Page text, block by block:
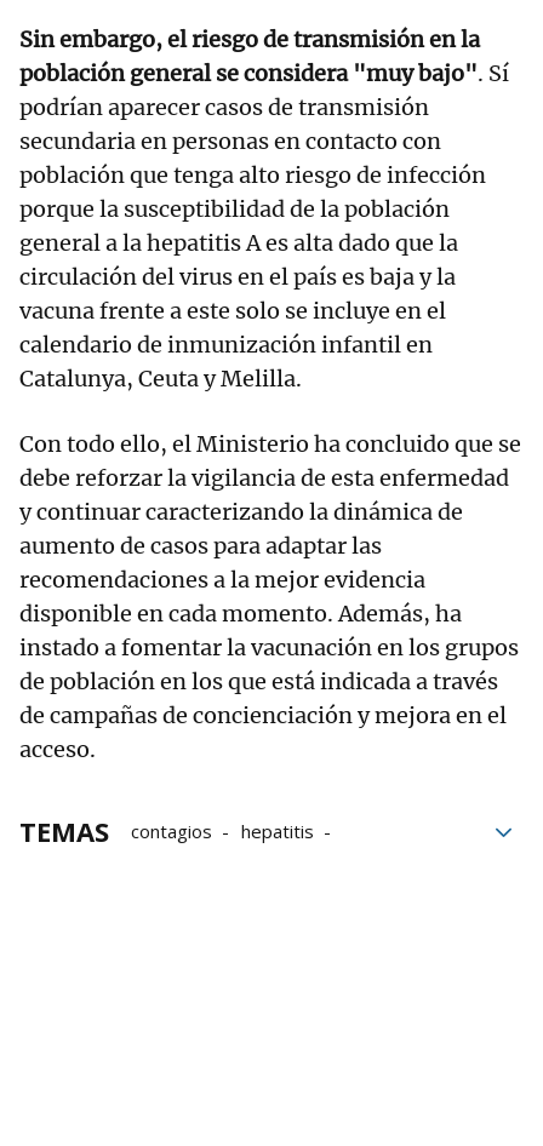
Sin embargo, el riesgo de transmisión en la
población general se considera "muy bajo". Sí
podrían aparecer casos de transmisión
secundaria en personas en contacto con
población que tenga alto riesgo de infección
porque la susceptibilidad de la población
general a la hepatitis A es alta dado que la
circulación del virus en el país es baja y la
vacuna frente a este solo se incluye en el
calendario de inmunización infantil en
Catalunya, Ceuta y Melilla.
Con todo ello, el Ministerio ha concluido que se
debe reforzar la vigilancia de esta enfermedad
y continuar caracterizando la dinámica de
aumento de casos para adaptar las
recomendaciones a la mejor evidencia
disponible en cada momento. Además, ha
instado a fomentar la vacunación en los grupos
de población en los que está indicada a través
de campañas de concienciación y mejora en el
acceso.
TEMAS contagios
hepatitis